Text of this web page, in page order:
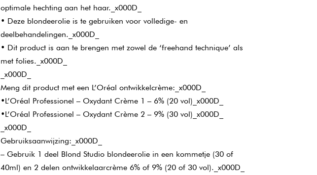
optimale hechting aan het haar._x000D_
• Deze blondeerolie is te gebruiken voor volledige- en
deelbehandelingen._x000D_
• Dit product is aan te brengen met zowel de ‘freehand technique’ als
met folies._x000D_
_x000D_
Meng dit product met een L’Oréal ontwikkelcrème:_x000D_
•L’Oréal Professionel – Oxydant Crème 1 – 6% (20 vol)_x000D_
•L’Oréal Professionel – Oxydant Crème 2 – 9% (30 vol)_x000D_
_x000D_
Gebruiksaanwijzing:_x000D_
– Gebruik 1 deel Blond Studio blondeerolie in een kommetje (30 of
40ml) en 2 delen ontwikkelaarcrème 6% of 9% (20 of 30 vol)._x000D_